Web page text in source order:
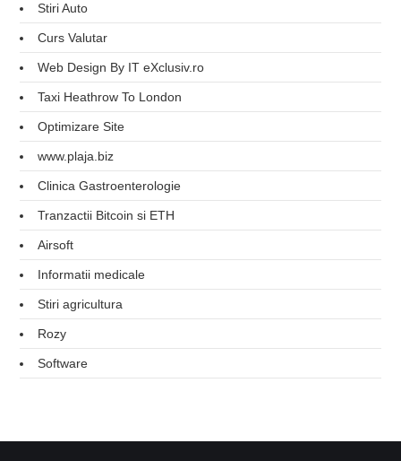
Stiri Auto
Curs Valutar
Web Design By IT eXclusiv.ro
Taxi Heathrow To London
Optimizare Site
www.plaja.biz
Clinica Gastroenterologie
Tranzactii Bitcoin si ETH
Airsoft
Informatii medicale
Stiri agricultura
Rozy
Software